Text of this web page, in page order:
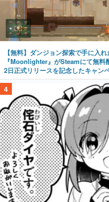
【無料】ダンジョン探索で手に入
『Moonlighter』がSteamにて無
2日正式リリースを記念したキャン
4